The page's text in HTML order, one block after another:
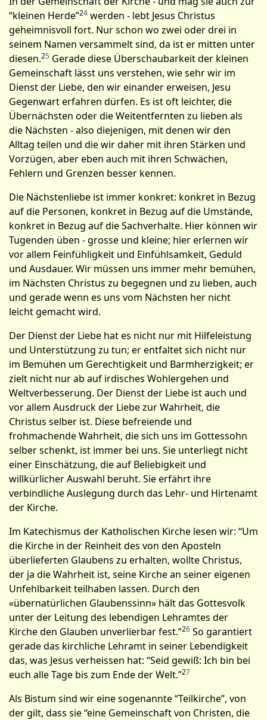
“kleinen Herde”24 werden - lebt Jesus Christus
geheimnisvoll fort. Nur schon wo zwei oder drei in
seinem Namen versammelt sind, da ist er mitten unter
diesen.25 Gerade diese Überschaubarkeit der kleinen
Gemeinschaft lässt uns verstehen, wie sehr wir im
Dienst der Liebe, den wir einander erweisen, Jesu
Gegenwart erfahren dürfen. Es ist oft leichter, die
Übernächsten oder die Weitentfernten zu lieben als
die Nächsten - also diejenigen, mit denen wir den
Alltag teilen und die wir daher mit ihren Stärken und
Vorzügen, aber eben auch mit ihren Schwächen,
Fehlern und Grenzen besser kennen.
Die Nächstenliebe ist immer konkret: konkret in Bezug
auf die Personen, konkret in Bezug auf die Umstände,
konkret in Bezug auf die Sachverhalte. Hier können wir
Tugenden üben - grosse und kleine; hier erlernen wir
vor allem Feinfühligkeit und Einfühlsamkeit, Geduld
und Ausdauer. Wir müssen uns immer mehr bemühen,
im Nächsten Christus zu begegnen und zu lieben, auch
und gerade wenn es uns vom Nächsten her nicht
leicht­ gemacht wird.
Der Dienst der Liebe hat es nicht nur mit Hilfeleistung
und Unterstützung zu tun; er entfaltet sich nicht nur
im Bemühen um Gerechtigkeit und Barmherzigkeit; er
zielt nicht nur ab auf irdisches Wohlergehen und
Weltverbesserung. Der Dienst der Liebe ist auch und
vor allem Ausdruck der Liebe zur Wahrheit, die
Christus selber ist. Diese befreiende und
frohmachende Wahrheit, die sich uns im Gottessohn
selber schenkt, ist immer bei uns. Sie unterliegt nicht
einer Einschätzung, die auf Beliebigkeit und
willkürlicher Auswahl beruht. Sie erfährt ihre
verbindliche Auslegung durch das Lehr- und Hirtenamt
der Kirche.
Im Katechismus der Katholischen Kirche lesen wir: “Um
die Kirche in der Reinheit des von den Aposteln
überlieferten Glaubens zu erhalten, wollte Christus,
der ja die Wahrheit ist, seine Kirche an seiner eigenen
Unfehlbarkeit teilhaben lassen. Durch den
«übernatürlichen Glaubenssinn» hält das Gottesvolk
unter der Leitung des lebendigen Lehramtes der
Kirche den Glauben unverlierbar fest.”26 So garantiert
gerade das kirchliche Lehramt in seiner Lebendigkeit
das, was Jesus verheissen hat: “Seid gewiß: Ich bin bei
euch alle Tage bis zum Ende der Welt.”27
Als Bistum sind wir eine sogenannte “Teilkirche”, von
der gilt, dass sie “eine Gemeinschaft von Christen, die